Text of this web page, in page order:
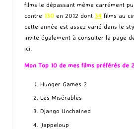
films le dépassant même carrément
contre 130 en 2012 dont 34 films au
cette année est assez varié dans le
invite également à consulter la page
ici.
Mon Top 10 de mes films préférés de
Hunger Games 2
Les Misérables
Django Unchained
Jappeloup